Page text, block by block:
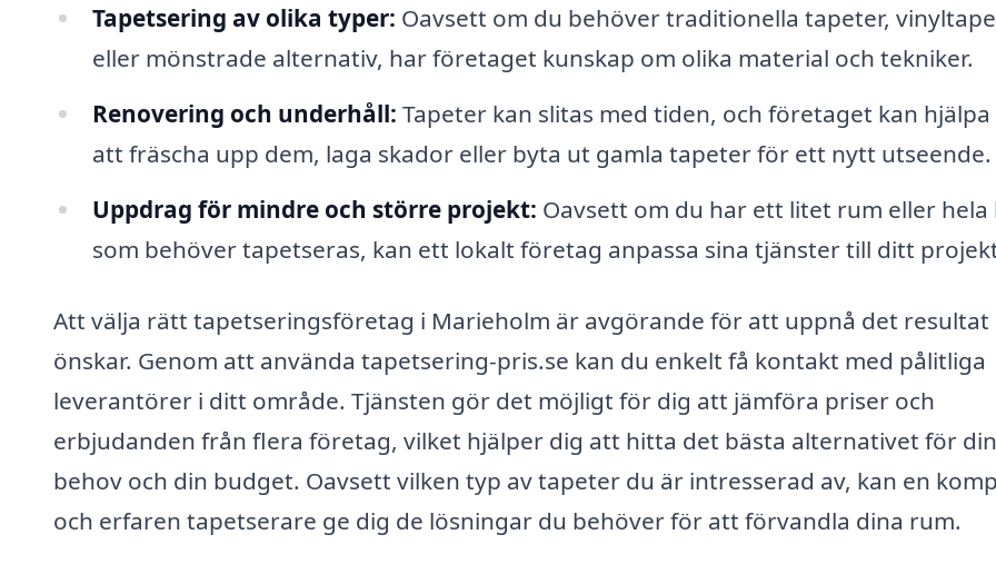
Tapetsering av olika typer: Oavsett om du behöver traditionella tapeter,
eller mönstrade alternativ, har företaget kunskap om olika material och tekniker.
Renovering och underhåll: Tapeter kan slitas med tiden, och företaget kan
att fräscha upp dem, laga skador eller byta ut gamla tapeter för ett nytt utseende.
Uppdrag för mindre och större projekt: Oavsett om du har ett litet rum eller hela
som behöver tapetseras, kan ett lokalt företag anpassa sina tjänster till ditt
Att välja rätt tapetseringsföretag i Marieholm är avgörande för att uppnå det resultat
önskar. Genom att använda tapetsering-pris.se kan du enkelt få kontakt med pålitliga
leverantörer i ditt område. Tjänsten gör det möjligt för dig att jämföra priser och
erbjudanden från flera företag, vilket hjälper dig att hitta det bästa alternativet för
behov och din budget. Oavsett vilken typ av tapeter du är intresserad av, kan en
och erfaren tapetserare ge dig de lösningar du behöver för att förvandla dina rum.